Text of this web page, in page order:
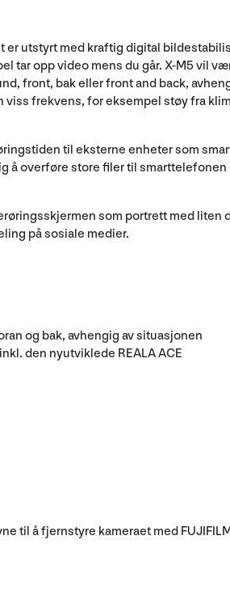
er utstyrt med kraftig digital
tar opp video mens du går. X-M5 vil
front, bak eller front and back,
frekvens, for eksempel støy fra
til eksterne enheter som
å overføre store filer til smarttelefonen
som portrett med liten
på sosiale medier.
og bak, avhengig av situasjonen
den nyutviklede REALA ACE
til å fjernstyre kameraet med